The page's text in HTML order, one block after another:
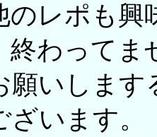
のレポも興
終わって
願いしま
ざいます。